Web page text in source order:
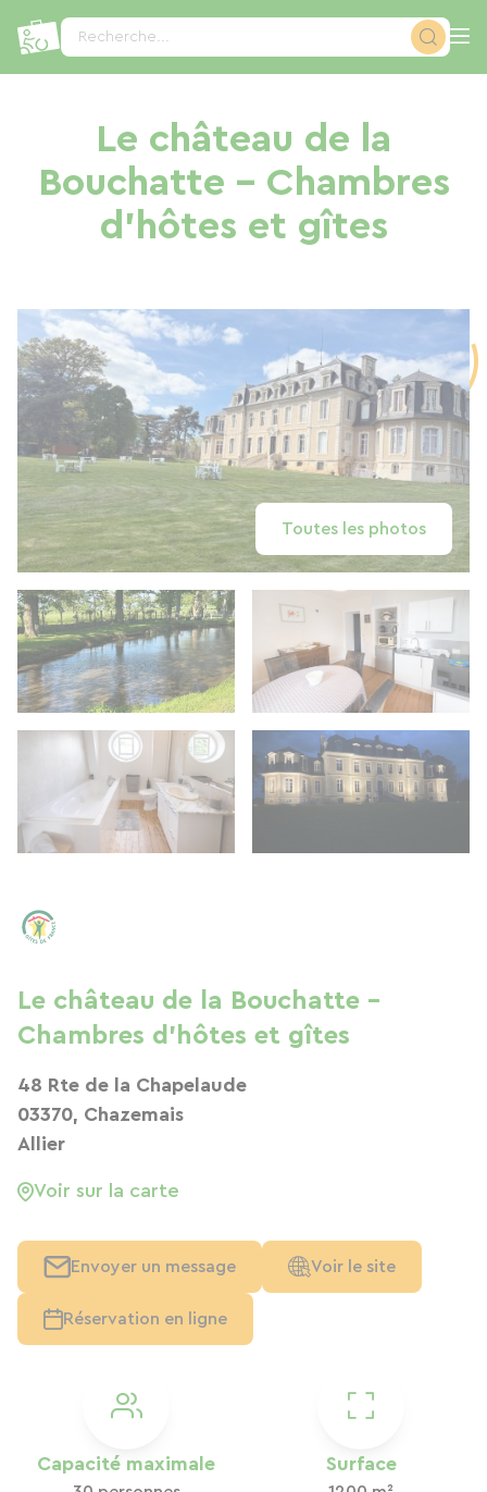
Recherche...
Le château de la
Bouchatte - Chambres
d'hôtes et gîtes
Toutes les photos
Capacité maximale Surface
Le château de la Bouchatte -
Chambres d'hôtes et gîtes
48 Rte de la Chapelaude
03370, Chazemais
Allier
Voir sur la carte
Envoyer un message Voir le site
Réservation en ligne
Panneau de gestion des cookies